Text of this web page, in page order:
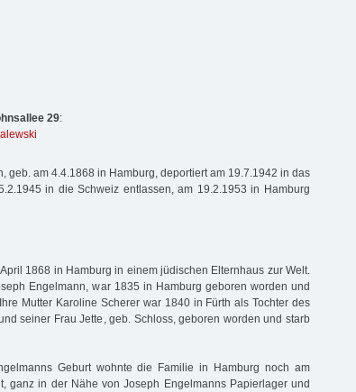
29:
geb. am 4.4.1868 in Hamburg, deportiert am 19.7.1942 in das
in die Schweiz entlassen, am 19.2.1953 in Hamburg
1868 in Hamburg in einem jüdischen Elternhaus zur Welt.
Engelmann, war 1835 in Hamburg geboren worden und
Mutter Karoline Scherer war 1840 in Fürth als Tochter des
seiner Frau Jette, geb. Schloss, geboren worden und starb
Geburt wohnte die Familie in Hamburg noch am
ganz in der Nähe von Joseph Engelmanns Papierlager und